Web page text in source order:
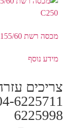
מכסה רשת 155/60 תקן C250
מידע נוסף
צריכים
6225998